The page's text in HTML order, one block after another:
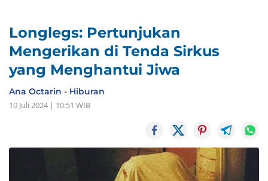
Longlegs: Pertunjukan
Mengerikan di Tenda Sirkus
yang Menghantui Jiwa
Ana Octarin - Hiburan
10 Juli 2024 | 10:51 WIB